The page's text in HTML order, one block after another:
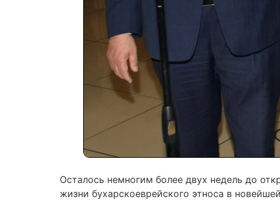
Осталось немногим более двух недель до
жизни бухарскоеврейского этноса в